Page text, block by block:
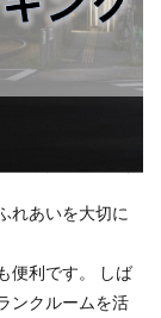
れあいを大切に
便利です。 しば
ンクルームを活